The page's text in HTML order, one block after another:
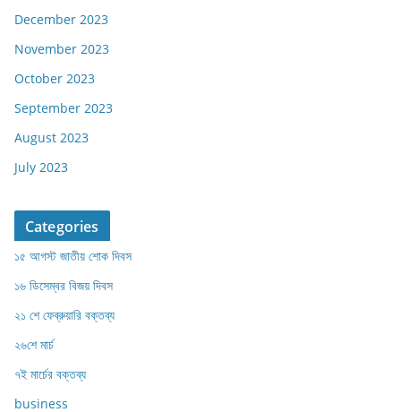
December 2023
November 2023
October 2023
September 2023
August 2023
July 2023
Categories
১৫ আগস্ট জাতীয় শোক দিবস
১৬ ডিসেম্বর বিজয় দিবস
২১ শে ফেব্রুয়ারি বক্তব্য
২৬শে মার্চ
৭ই মার্চের বক্তব্য
business